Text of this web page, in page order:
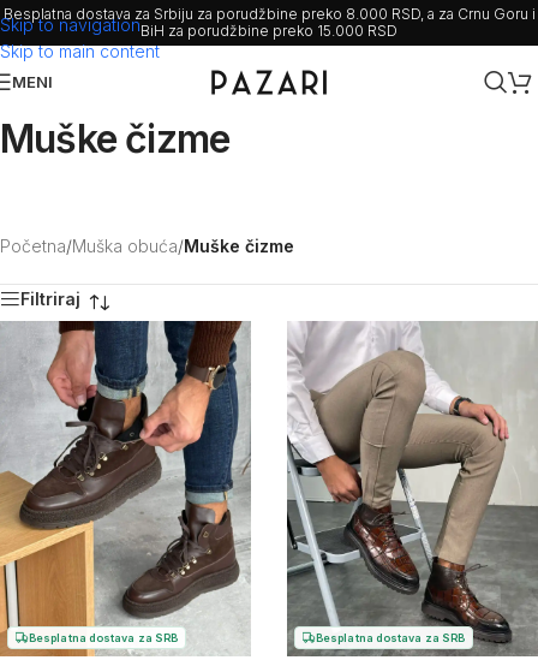
Skip to navigation
Skip to main content
Besplatna dostava za Srbiju za porudžbine preko 8.000 RSD, a za Crnu Goru i
BiH za porudžbine preko 15.000 RSD
MENI
Muške čizme
Početna/Muška obuća/Muške čizme
Filtriraj
Besplatna dostava za SRB Besplatna dostava za SRB